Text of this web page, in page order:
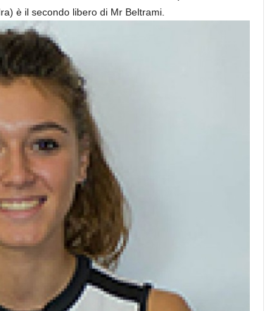
è il secondo libero di Mr Beltrami.